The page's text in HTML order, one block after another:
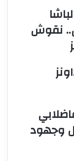
نقوش
وجهود